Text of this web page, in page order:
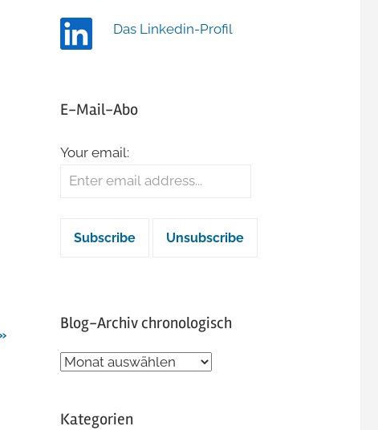
Das Linkedin-Profil
E-Mail-Abo
Your email:
Blog-Archiv chronologisch
Blog-
Kategorien